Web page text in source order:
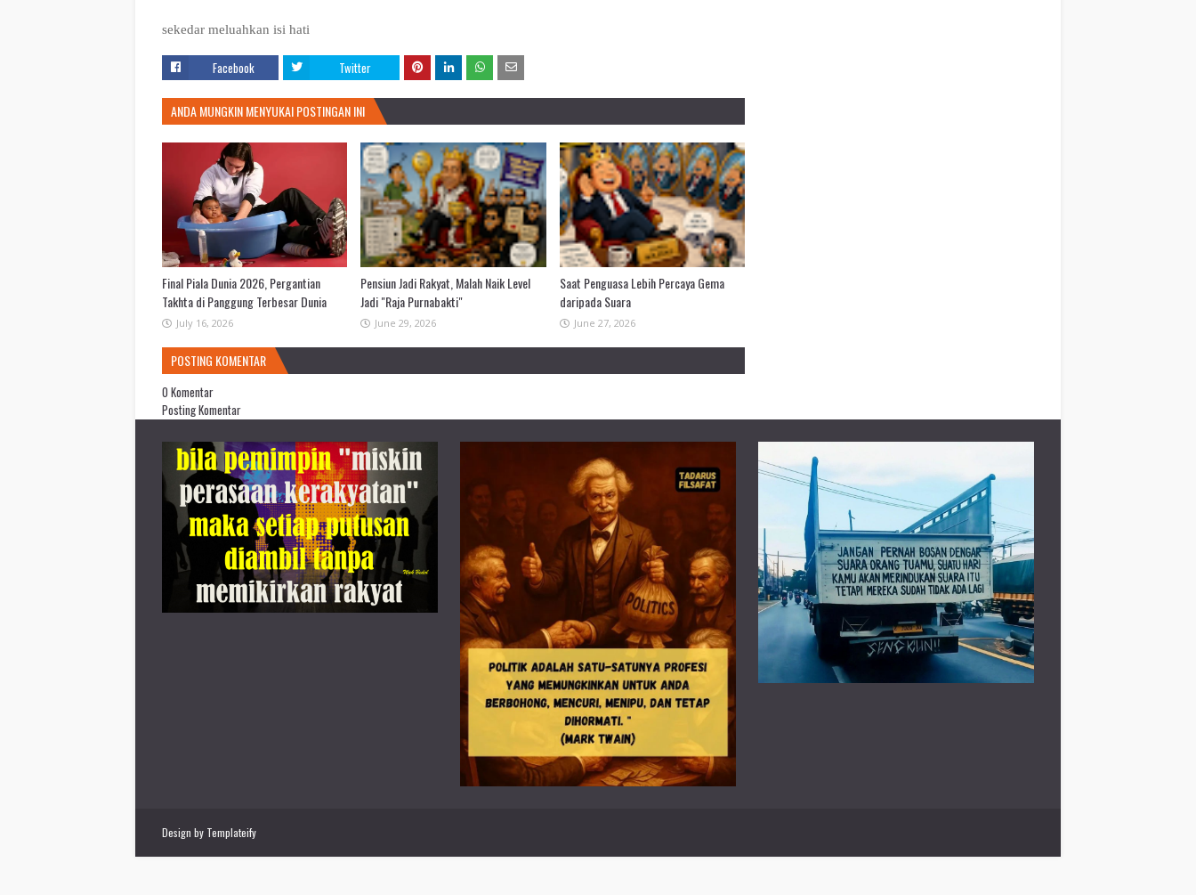
sekedar meluahkan isi hati
Facebook Twitter
ANDA MUNGKIN MENYUKAI POSTINGAN INI
Final Piala Dunia 2026, Pergantian
Takhta di Panggung Terbesar Dunia
July 16, 2026
Pensiun Jadi Rakyat, Malah Naik Level
Jadi "Raja Purnabakti"
June 29, 2026
Saat Penguasa Lebih Percaya Gema
daripada Suara
June 27, 2026
POSTING KOMENTAR
0 Komentar
Posting Komentar
Design by Templateify